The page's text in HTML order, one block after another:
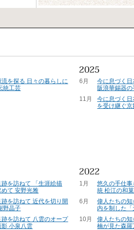
を探る 日々の暮らしに
統工芸
6月
今に息づく
阪浪華錫器
11月
今に息づく
を受け継ぐ
を訪ねて 「生涯絵描
て 安野光雅
を訪ねて 近代を切り開
野晶子
を訪ねて 八雲のオープ
小泉八雲
1月
悠久の手仕
統 松江の和
6月
偉人たちの
内を制した
10月
偉人たちの
楠が見た森